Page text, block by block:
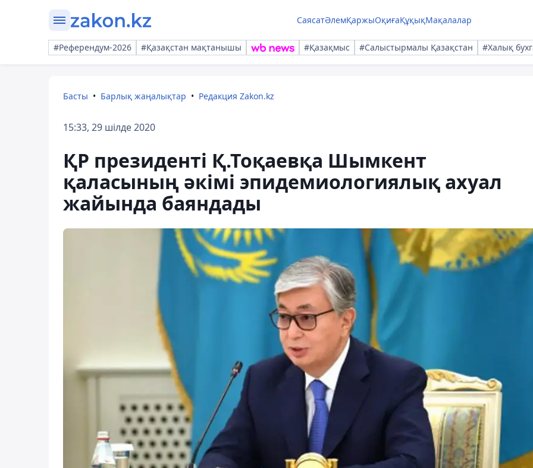
СаясатӘлемҚаржыОқиғаҚұқықМақалалар
#Референдум-2026 #Қазақстан мақтанышы #Қазақмыс #Салыстырмалы Қазақстан #Халық
Басты Барлық жаңалықтар Редакция Zakon.kz
15:33, 29 шілде 2020
ҚР президенті Қ.Тоқаевқа Шымкент
қаласының әкімі эпидемиологиялық ахуал
жайында баяндады